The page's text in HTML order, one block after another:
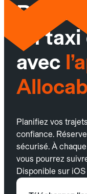
un
avec
Allocab
Planifiez vos
confiance.
sécurisé. À
vous pourrez
Disponible sur